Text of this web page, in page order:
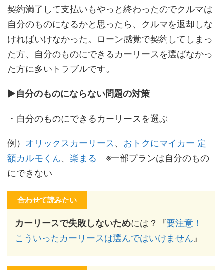
契約満了して支払いもやっと終わったのでクルマは
自分のものになるかと思ったら、クルマを返却しな
ければいけなかった。ローン感覚で契約してしまっ
た方、自分のものにできるカーリースを選ばなかっ
た方に多いトラブルです。
▶︎自分のものにならない問題の対策
・自分のものにできるカーリースを選ぶ
例） オリックスカーリース 、 おトクにマイカー 定
額カルモくん、 楽まる ※一部プランは自分のもの
にできない
合わせて読みたい
カーリースで失敗しないためには？『要注意！
こういったカーリースは選んではいけません 』